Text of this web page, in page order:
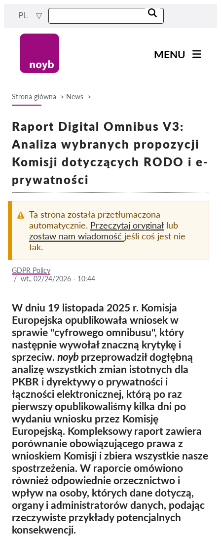
PL
MENU
Nasza praca
Projekty
Reports & Resources
Exercise your rights!
Wesprzyj nas!
Członkostwo
Darowizny
Sponsoring
Login członka
O nas
Zespół
FAQs
Praca
Dochodzenie roszczeń
zbiorowych
OnionShare
Dla mediów
Kontakt
GDPRhub
nawigacyjna
Strona główna News
Raport Digital Omnibus V3:
Analiza wybranych propozycji
Komisji dotyczących RODO i e-
prywatności
Ta strona została przetłumaczona
automatycznie. Przeczytaj oryginałlub
zostaw nam wiadomość jeśli coś jest nie
tak.
GDPR Policy
/ wt., 02/24/2026 - 10:44
W dniu 19 listopada 2025 r. Komisja
Europejska opublikowała wniosek w
sprawie "cyfrowego omnibusu", który
następnie wywołał znaczną krytykę i
sprzeciw. noyb przeprowadził dogłębną
analizę wszystkich zmian istotnych dla
PKBR i dyrektywy o prywatności i
łączności elektronicznej, którą po raz
pierwszy opublikowaliśmy kilka dni po
wydaniu wniosku przez Komisję
Europejską. Kompleksowy raport zawiera
porównanie obowiązującego prawa z
wnioskiem Komisji i zbiera wszystkie nasze
spostrzeżenia. W raporcie omówiono
również odpowiednie orzecznictwo i
wpływ na osoby, których dane dotyczą,
organy i administratorów danych, podając
rzeczywiste przykłady potencjalnych
konsekwencji.